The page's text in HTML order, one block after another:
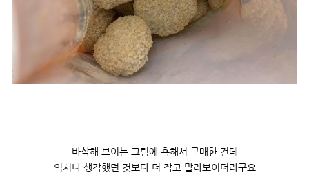
바삭해 보이는 그림에 혹해서 구매한 건데
역시나 생각했던 것보다 더 작고 말라보이더라구요